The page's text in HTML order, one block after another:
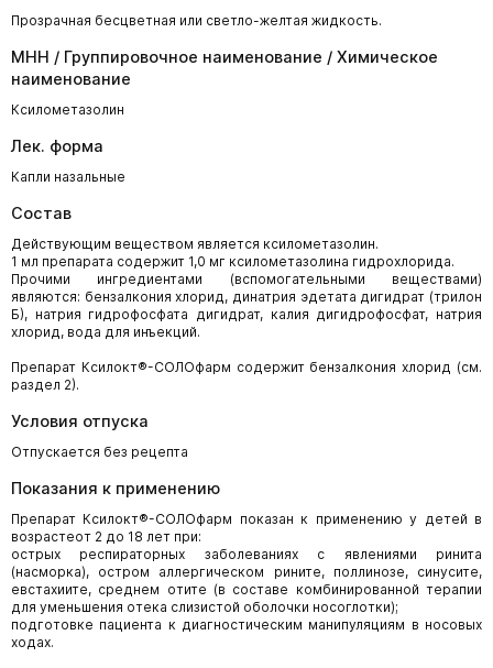
Прозрачная бесцветная или светло-желтая жидкость.
МНН / Группировочное наименование / Химическое
наименование
Ксилометазолин
Лек. форма
Капли назальные
Состав
Действующим веществом является ксилометазолин.
1 мл препарата содержит 1,0 мг ксилометазолина гидрохлорида.
Прочими ингредиентами (вспомогательными веществами)
являются: бензалкония хлорид, динатрия эдетата дигидрат (трилон
Б), натрия гидрофосфата дигидрат, калия дигидрофосфат, натрия
хлорид, вода для инъекций.
Препарат Ксилокт®-СОЛОфарм содержит бензалкония хлорид (см.
раздел 2).
Условия отпуска
Отпускается без рецепта
Показания к применению
Препарат Ксилокт®-СОЛОфарм показан к применению у детей в
возрастеот 2 до 18 лет при:
острых респираторных заболеваниях с явлениями ринита
(насморка), остром аллергическом рините, поллинозе, синусите,
евстахиите, среднем отите (в составе комбинированной терапии
для уменьшения отека слизистой оболочки носоглотки);
подготовке пациента к диагностическим манипуляциям в носовых
ходах.